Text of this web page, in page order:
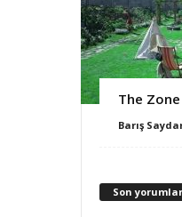
The
Barış
Son yorumlar